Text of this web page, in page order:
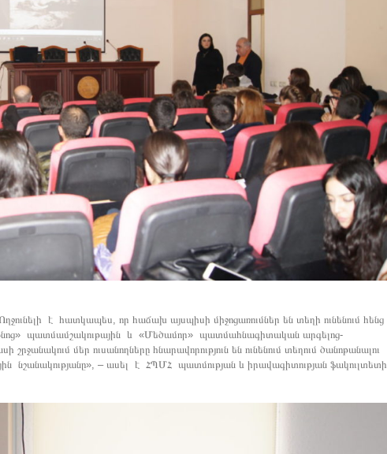
է հատկապես, որ հաճախ այսպիսի միջոցառումներ են տեղի ունենում հենց
պատմամշակութային և «Մեծամոր» պատմահնագիտական արգելոց-
մեր ուսանողները հնարավորություն են ունենում տեղում ծանոթանալու
նշանակությանը», – ասել է ՀՊՄՀ պատմության և իրավագիտության ֆակուլտետի